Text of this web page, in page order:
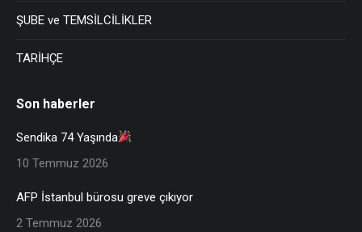
ŞUBE ve TEMSİLCİLİKLER
TARİHÇE
Son haberler
Sendika 74 Yaşında
10 Temmuz 2026
AFP İstanbul bürosu greve çıkıyor
2 Temmuz 2026